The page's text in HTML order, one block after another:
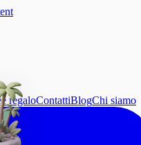
regaloContattiBlogChi siamo